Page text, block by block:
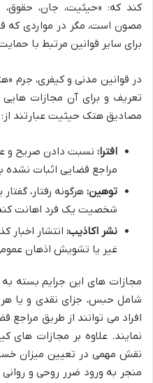
کند که: «حیثیت، جان،
مصون است، مگر در مواردی که
برای سایر قوانین مرتبط با
در قوانین مدنی و کیفری،
تعریف و برای آن مجازات
مصادیق هتک حیثیت عبارتند از:
افترا: نسبت دادن صریح و
مراجع قضایی اثبات نشده
توهین: هرگونه رفتار،
شخصیت یک فرد اهانت
نشر اکاذیب: انتشار اخبار
غیر یا تشویش اذهان
مجازات های این جرایم بسته
شامل حبس، جزای نقدی و یا
افراد می توانند از طریق
نمایند. علاوه بر مجازات های
نقش مهمی در تعیین میزان
منجر به ورود ضرر روحی و